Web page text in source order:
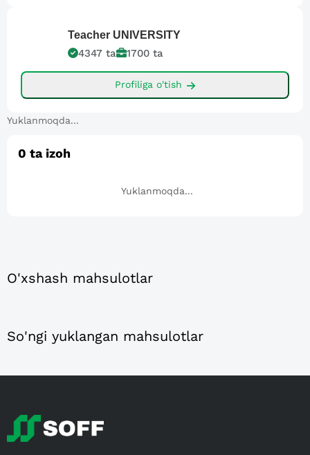
Teacher UNIVERSITY
4347 ta 1700 ta
Profiliga o'tish
Yuklanmoqda...
0 ta izoh
Yuklanmoqda...
O'xshash mahsulotlar
So'ngi yuklangan mahsulotlar